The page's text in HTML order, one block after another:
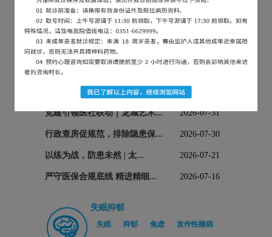
医院新闻
党建引领医社联动｜龙城艺术... 2026-07-31
行政查房促规范，排除隐患保... 2026-07-30
以练为战，防患未然 | 太... 2026-07-21
严守医保合规底线 精进精细... 2026-07-16
失眠抑郁
失眠 抑郁 焦虑 发作性睡病